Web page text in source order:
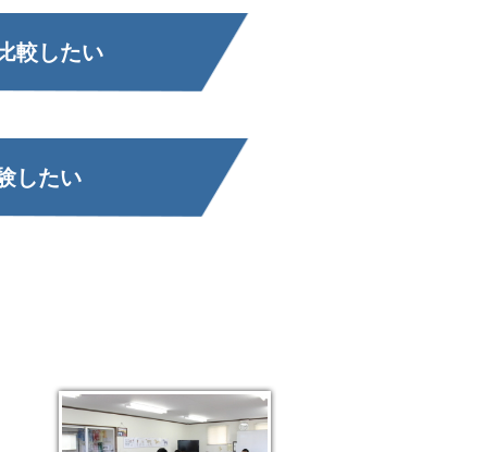
較したい
したい